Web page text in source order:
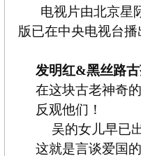
电视片由北京星
版已在中央电视台
发明红&黑丝路古
在这块古老神奇的
反观他们！
吴的女儿早已
这就是言谈爱国的